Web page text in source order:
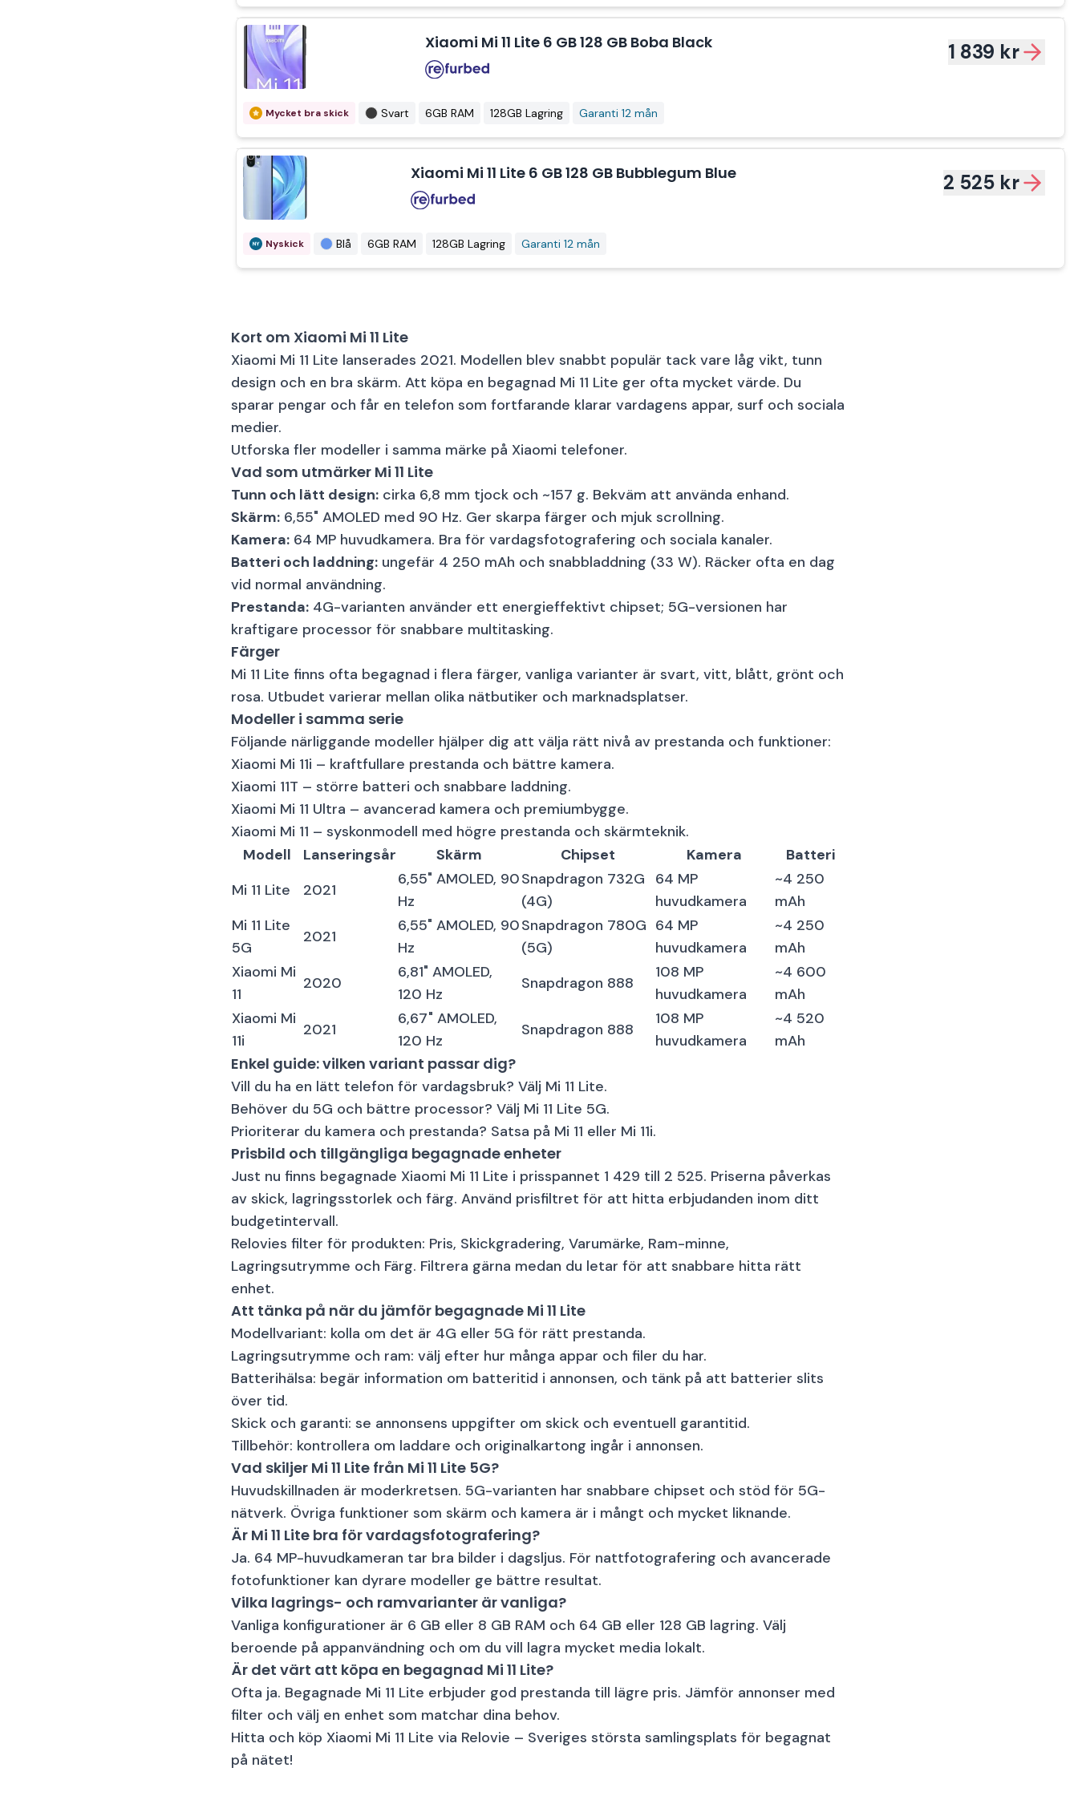
Xiaomi Mi 11 Lite 6 GB 128 GB Boba Black 1 839 kr
Mycket bra skick Svart 6GB RAM 128GB Lagring Garanti 12 mån
Xiaomi Mi 11 Lite 6 GB 128 GB Bubblegum Blue 2 525 kr
Nyskick Blå 6GB RAM 128GB Lagring Garanti 12 mån
Kort om Xiaomi Mi 11 Lite
Xiaomi Mi 11 Lite lanserades 2021. Modellen blev snabbt populär tack vare låg vikt, tunn
design och en bra skärm. Att köpa en begagnad Mi 11 Lite ger ofta mycket värde. Du
sparar pengar och får en telefon som fortfarande klarar vardagens appar, surf och sociala
medier.
Utforska fler modeller i samma märke på Xiaomi telefoner.
Vad som utmärker Mi 11 Lite
Tunn och lätt design: cirka 6,8 mm tjock och ~157 g. Bekväm att använda enhand.
Skärm: 6,55" AMOLED med 90 Hz. Ger skarpa färger och mjuk scrollning.
Kamera: 64 MP huvudkamera. Bra för vardagsfotografering och sociala kanaler.
Batteri och laddning: ungefär 4 250 mAh och snabbladdning (33 W). Räcker ofta en dag
vid normal användning.
Prestanda: 4G-varianten använder ett energieffektivt chipset; 5G-versionen har
kraftigare processor för snabbare multitasking.
Färger
Mi 11 Lite finns ofta begagnad i flera färger, vanliga varianter är svart, vitt, blått, grönt och
rosa. Utbudet varierar mellan olika nätbutiker och marknadsplatser.
Modeller i samma serie
Följande närliggande modeller hjälper dig att välja rätt nivå av prestanda och funktioner:
Xiaomi Mi 11i – kraftfullare prestanda och bättre kamera.
Xiaomi 11T – större batteri och snabbare laddning.
Xiaomi Mi 11 Ultra – avancerad kamera och premiumbygge.
Xiaomi Mi 11 – syskonmodell med högre prestanda och skärmteknik.
Modell
Lanseringsår Skärm Chipset Kamera
Batteri
Mi 11 Lite
2021
6,55" AMOLED, 90
Hz
Snapdragon 732G
(4G)
64 MP
huvudkamera
~4 250
mAh
Mi 11 Lite
5G
2021
6,55" AMOLED, 90
Hz
Snapdragon 780G
(5G)
64 MP
huvudkamera
~4 250
mAh
Xiaomi Mi
11
2020
6,81" AMOLED,
120 Hz
Snapdragon 888
108 MP
huvudkamera
~4 600
mAh
Xiaomi Mi
11i
2021
6,67" AMOLED,
120 Hz
Snapdragon 888
108 MP
huvudkamera
~4 520
mAh
Enkel guide: vilken variant passar dig?
Vill du ha en lätt telefon för vardagsbruk? Välj Mi 11 Lite.
Behöver du 5G och bättre processor? Välj Mi 11 Lite 5G.
Prioriterar du kamera och prestanda? Satsa på Mi 11 eller Mi 11i.
Prisbild och tillgängliga begagnade enheter
Just nu finns begagnade Xiaomi Mi 11 Lite i prisspannet 1 429 till 2 525. Priserna påverkas
av skick, lagringsstorlek och färg. Använd prisfiltret för att hitta erbjudanden inom ditt
budgetintervall.
Relovies filter för produkten: Pris, Skickgradering, Varumärke, Ram-minne,
Lagringsutrymme och Färg. Filtrera gärna medan du letar för att snabbare hitta rätt
enhet.
Att tänka på när du jämför begagnade Mi 11 Lite
Modellvariant: kolla om det är 4G eller 5G för rätt prestanda.
Lagringsutrymme och ram: välj efter hur många appar och filer du har.
Batterihälsa: begär information om batteritid i annonsen, och tänk på att batterier slits
över tid.
Skick och garanti: se annonsens uppgifter om skick och eventuell garantitid.
Tillbehör: kontrollera om laddare och originalkartong ingår i annonsen.
Vad skiljer Mi 11 Lite från Mi 11 Lite 5G?
Huvudskillnaden är moderkretsen. 5G-varianten har snabbare chipset och stöd för 5G-
nätverk. Övriga funktioner som skärm och kamera är i mångt och mycket liknande.
Är Mi 11 Lite bra för vardagsfotografering?
Ja. 64 MP-huvudkameran tar bra bilder i dagsljus. För nattfotografering och avancerade
fotofunktioner kan dyrare modeller ge bättre resultat.
Vilka lagrings- och ramvarianter är vanliga?
Vanliga konfigurationer är 6 GB eller 8 GB RAM och 64 GB eller 128 GB lagring. Välj
beroende på appanvändning och om du vill lagra mycket media lokalt.
Är det värt att köpa en begagnad Mi 11 Lite?
Ofta ja. Begagnade Mi 11 Lite erbjuder god prestanda till lägre pris. Jämför annonser med
filter och välj en enhet som matchar dina behov.
Hitta och köp Xiaomi Mi 11 Lite via Relovie – Sveriges största samlingsplats för begagnat
på nätet!